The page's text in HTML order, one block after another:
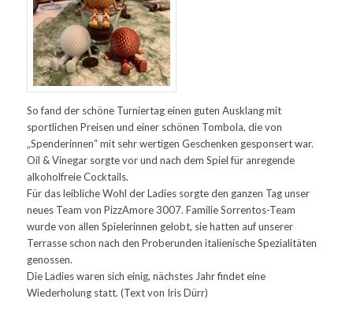
So fand der schöne Turniertag einen guten Ausklang mit
sportlichen Preisen und einer schönen Tombola, die von
„Spenderinnen“ mit sehr wertigen Geschenken gesponsert war.
Oil & Vinegar sorgte vor und nach dem Spiel für anregende
alkoholfreie Cocktails.
Für das leibliche Wohl der Ladies sorgte den ganzen Tag unser
neues Team von PizzAmore 3007. Familie Sorrentos-Team
wurde von allen Spielerinnen gelobt, sie hatten auf unserer
Terrasse schon nach den Proberunden italienische Spezialitäten
genossen.
Die Ladies waren sich einig, nächstes Jahr findet eine
Wiederholung statt. (Text von Iris Dürr)